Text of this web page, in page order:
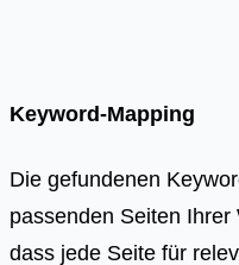
Keyword-Mapping
Die gefundenen
passenden Seiten
dass jede Seite für